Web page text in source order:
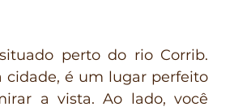
perto do rio Corrib.
cidade, é um lugar perfeito
a vista. Ao lado, você